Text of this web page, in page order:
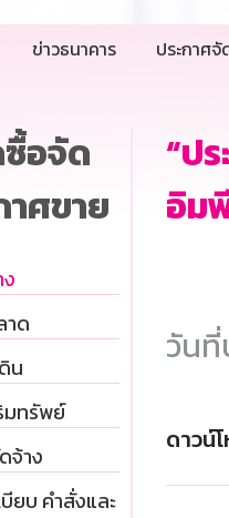
ข่าวธนาคาร ประกาศ
อจัด
าศขาย
าด
น
มทรัพย์
จ้าง
ยบ คำสั่งและ
“ป
อิม
วันที่
ดาวน์